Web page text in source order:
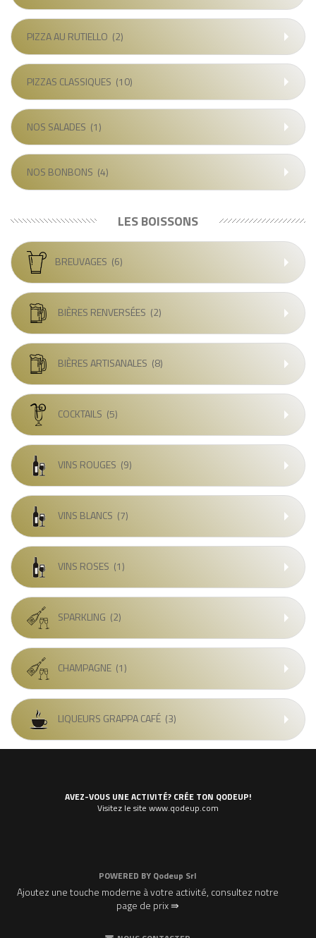
PIZZA AU RUTIELLO (2)
PIZZAS CLASSIQUES (10)
NOS SALADES (1)
NOS BONBONS (4)
LES BOISSONS
BREUVAGES (6)
BIÈRES RENVERSÉES (2)
BIÈRES ARTISANALES (8)
COCKTAILS (5)
VINS ROUGES (9)
VINS BLANCS (7)
VINS ROSES (1)
SPARKLING (2)
CHAMPAGNE (1)
LIQUEURS GRAPPA CAFÉ (3)
AVEZ-VOUS UNE ACTIVITÉ? CRÉE TON QODEUP!
Visitez le site www.qodeup.com
POWERED BY Qodeup Srl
Ajoutez une touche moderne à votre activité, consultez notre
page de prix ⇛